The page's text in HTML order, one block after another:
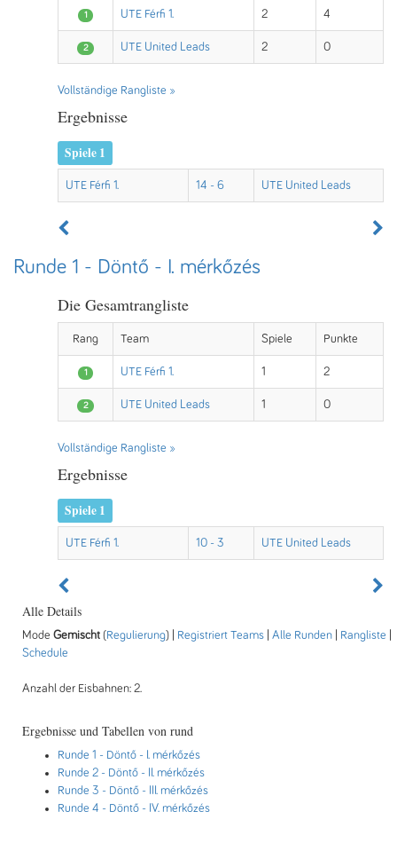
1 UTE Férfi 1. 2 4
2 UTE United Leads 2 0
Vollständige Rangliste »
Ergebnisse
Spiele 1
UTE Férfi 1. 14 - 6 UTE United Leads
Runde 1 - Döntő - I. mérkőzés
Die Gesamtrangliste
Rang Team Spiele Punkte
1 UTE Férfi 1. 1 2
2 UTE United Leads 1 0
Vollständige Rangliste »
Ergebnisse
Spiele 1
UTE Férfi 1. 10 - 3 UTE United Leads
Alle Details
Mode Gemischt (Regulierung) | Registriert Teams Alle Runden Rangliste
Schedule
Anzahl der Eisbahnen: 2.
Ergebnisse und Tabellen von rund
Runde 1 - Döntő - I. mérkőzés
Runde 2 - Döntő - II. mérkőzés
Runde 3 - Döntő - III. mérkőzés
Runde 4 - Döntő - IV. mérkőzés